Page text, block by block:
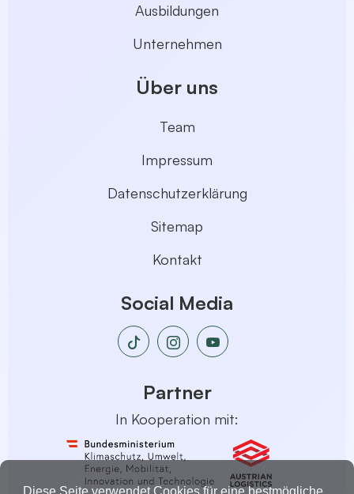
Diese Seite verwendet Cookies für eine bestmögliche
Ausbildungen
Unternehmen
Über uns
Team
Impressum
Datenschutzerklärung
Sitemap
Kontakt
Social Media
Partner
In Kooperation mit: